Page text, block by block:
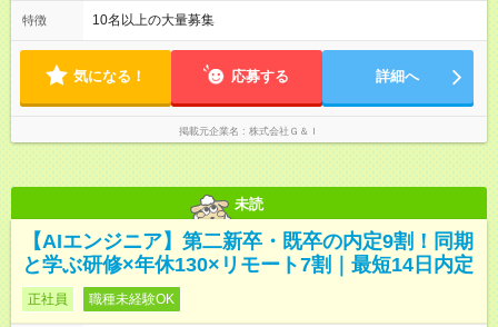
特徴 10名以上の大量募集
気になる！ 応募する 詳細へ
掲載元企業名 株式会社Ｇ＆Ｉ
未読
【AIエンジニア】第二新卒・既卒の内定9割！同期
と学ぶ研修×年休130×リモート7割｜最短14日内定
正社員 職種未経験OK